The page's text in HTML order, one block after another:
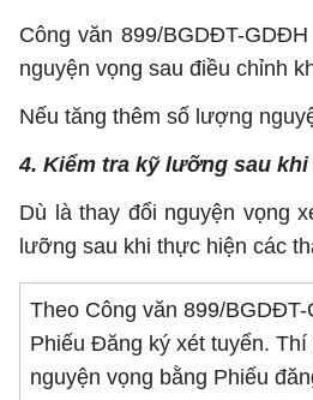
Công văn 899/BGDĐT-
nguyện vọng sau điều chỉnh
Nếu tăng thêm số lượng
4. Kiểm tra kỹ lưỡng sau
Dù là thay đổi nguyện vọng
lưỡng sau khi thực hiện các
Theo Công văn 899/
Phiếu Đăng ký xét tuyển.
nguyện vọng bằng Phiếu